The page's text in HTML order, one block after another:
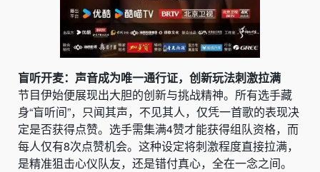
盲听开麦：声音成为唯一通行证，创新玩法刺激拉满
节目伊始便展现出大胆的创新与挑战精神。所有选手藏
身“盲听间”，只闻其声，不见其人，仅凭一首歌的表现决
定是否获得点赞。选手需集满4赞才能获得组队资格，而
每人仅有8次点赞机会。这种设定将刺激程度直接拉满，
是精准狙击心仪队友，还是错付真心，全在一念之间。